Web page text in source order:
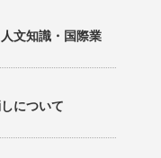
文知識・国際業
について